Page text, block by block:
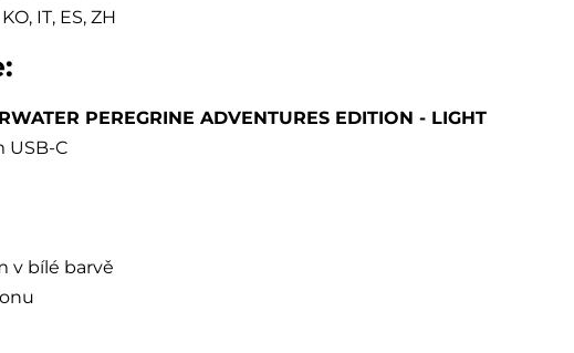
IT, ES, ZH
PEREGRINE ADVENTURES EDITION - LIGHT
USB-C
v bílé barvě